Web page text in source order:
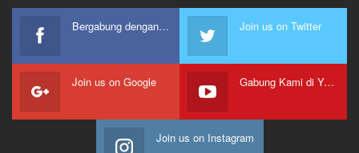
Bergabung dengan kami Join us on Twitter
Join us on Google Gabung Kami di Youtube
Join us on Instagram